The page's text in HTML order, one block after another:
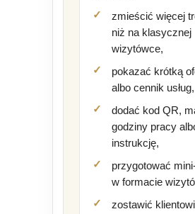
zmieścić więcej
niż na klasycznej
wizytówce,
pokazać krótką
albo cennik usług,
dodać kod QR,
godziny pracy
instrukcję,
przygotować
w formacie
zostawić klientowi